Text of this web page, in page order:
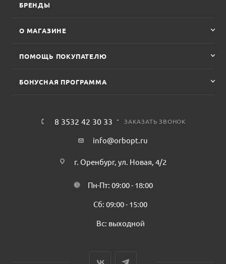
БРЕНДЫ
О МАГАЗИНЕ
ПОМОЩЬ ПОКУПАТЕЛЮ
БОНУСНАЯ ПРОГРАММА
8 3532 42 30 33 ЗАКАЗАТЬ ЗВОНОК
info@orbopt.ru
г. Оренбург, ул. Новая, 4/2
Пн-Пт: 09:00 - 18:00
Сб: 09:00 - 15:00
Вс: выходной